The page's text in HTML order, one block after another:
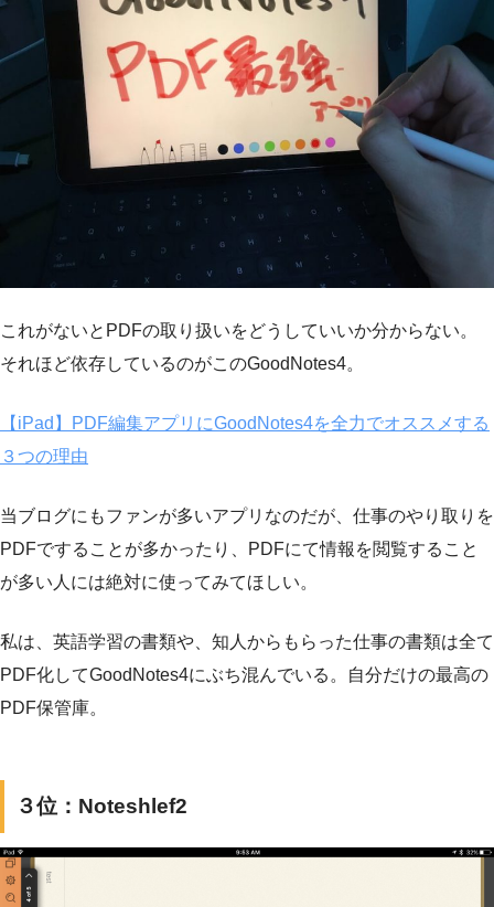
これがないとPDFの取り扱いをどうしていいか分からない。
それほど依存しているのがこのGoodNotes4。
【iPad】PDF編集アプリにGoodNotes4を全力でオススメする
３つの理由
当ブログにもファンが多いアプリなのだが、仕事のやり取りを
PDFですることが多かったり、PDFにて情報を閲覧すること
が多い人には絶対に使ってみてほしい。
私は、英語学習の書類や、知人からもらった仕事の書類は全て
PDF化してGoodNotes4にぶち混んでいる。自分だけの最高の
PDF保管庫。
３位：Noteshlef2